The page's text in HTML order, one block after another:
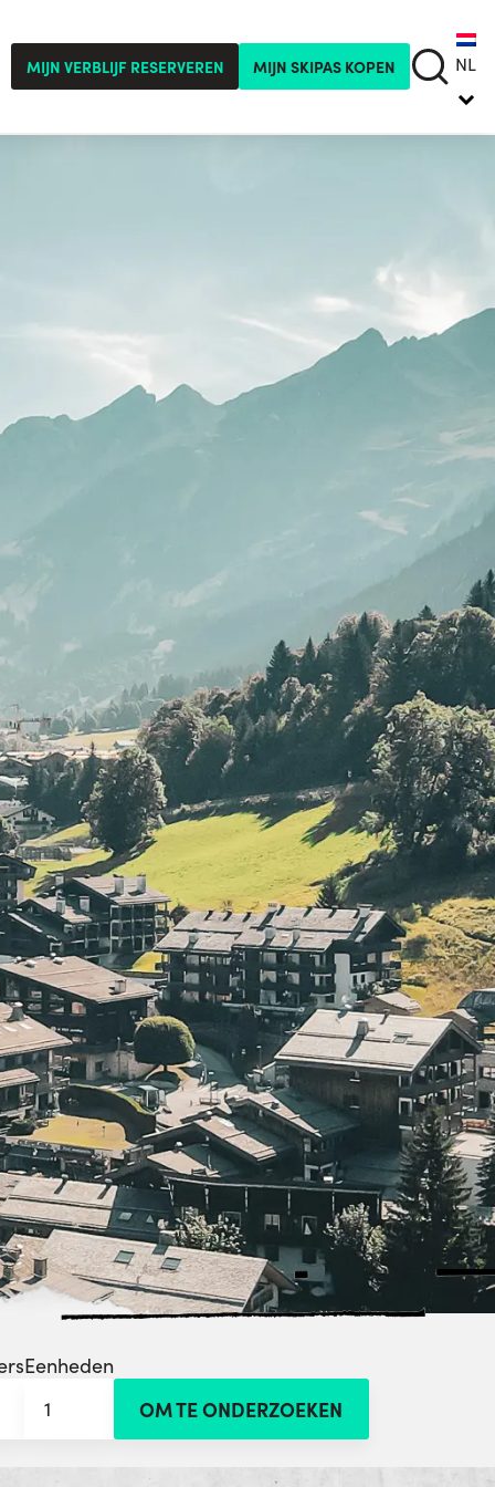
MIJN VERBLIJF RESERVEREN MIJN SKIPAS KOPEN NL
Eenheden
1
OM TE ONDERZOEKEN